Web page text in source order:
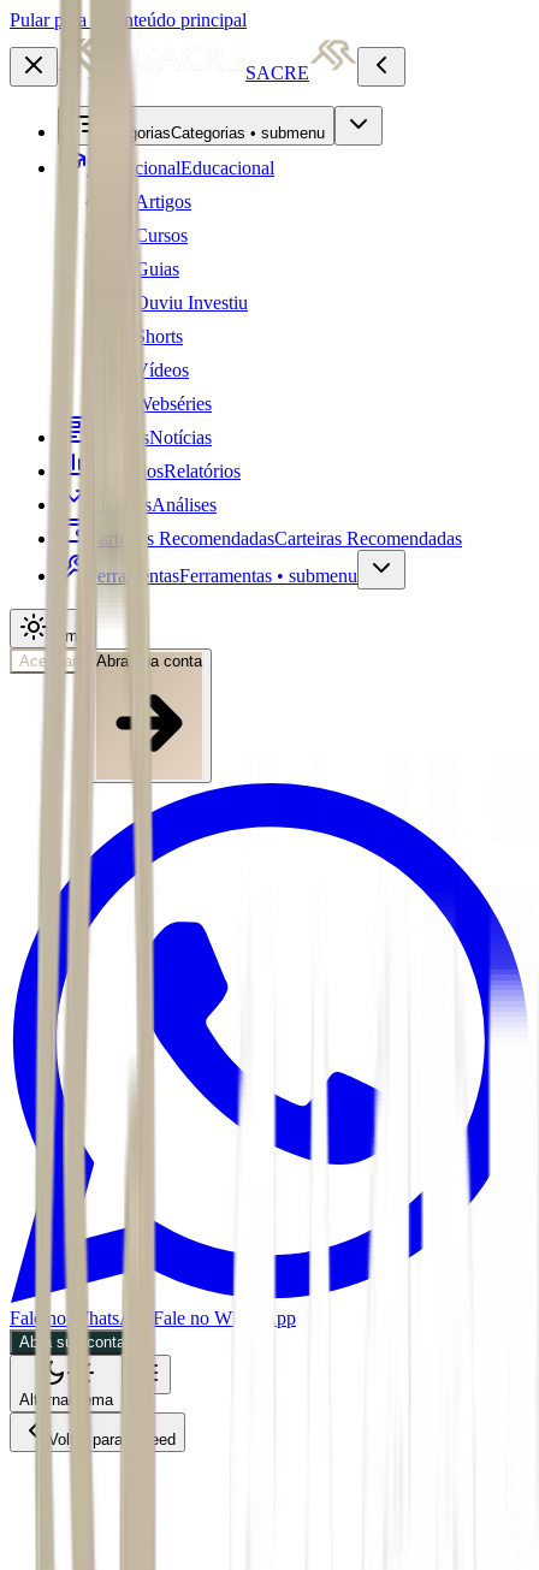
Pular para o conteúdo principal
SACRE
CategoriasCategorias • submenu
EducacionalEducacional
Artigos
Cursos
Guias
Ouviu Investiu
Shorts
Vídeos
Webséries
NotíciasNotícias
RelatóriosRelatórios
AnálisesAnálises
Carteiras RecomendadasCarteiras Recomendadas
FerramentasFerramentas • submenu
Tema
Acessar
Abra sua conta
Fale no WhatsApp Fale no WhatsApp
Abra sua conta
Alternar tema
Voltar para o Feed